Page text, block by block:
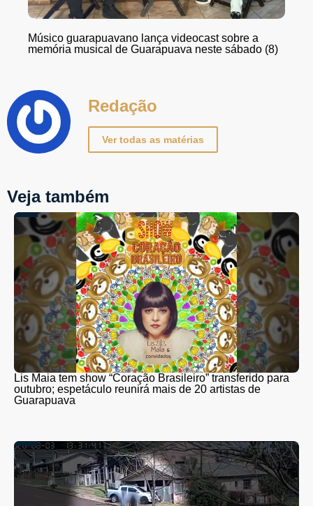
Músico guarapuavano lança videocast sobre a
memória musical de Guarapuava neste sábado (8)
Redação
Ver todas as matérias
Veja também
Lis Maia tem show “Coração Brasileiro” transferido para
outubro; espetáculo reunirá mais de 20 artistas de
Guarapuava